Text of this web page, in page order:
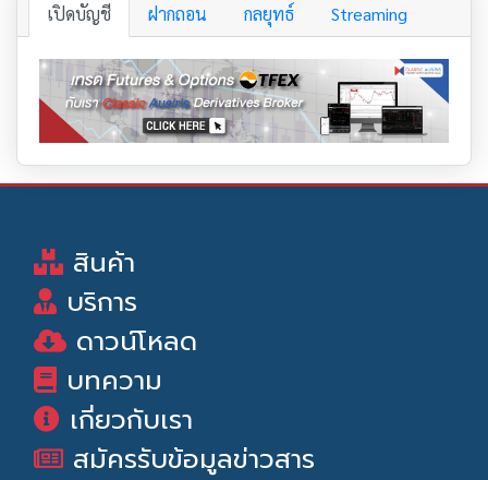
เปิดบัญชี ฝากถอน กลยุทธ์ Streaming
สินค้า
บริการ
ดาวน์โหลด
บทความ
เกี่ยวกับเรา
สมัครรับข้อมูลข่าวสาร